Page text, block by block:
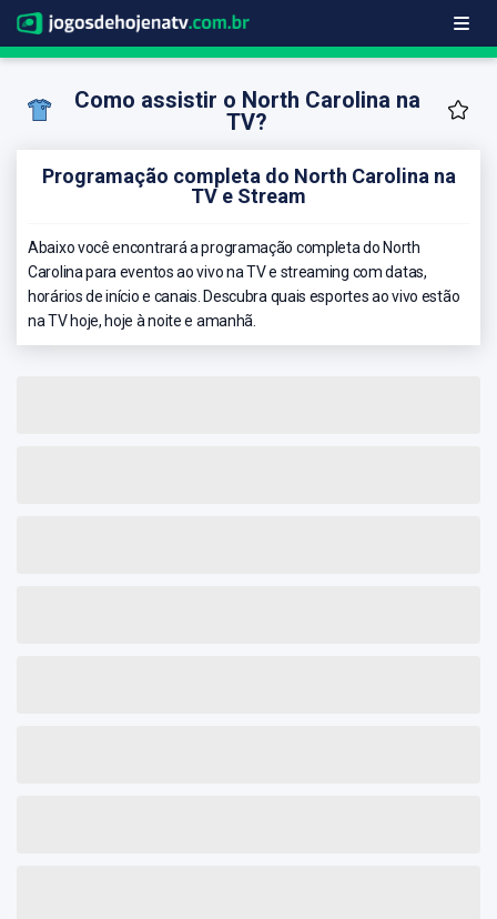
Como assistir o North Carolina na
TV?
Programação completa do North Carolina na
TV e Stream
Abaixo você encontrará a programação completa do North
Carolina para eventos ao vivo na TV e streaming com datas,
horários de início e canais. Descubra quais esportes ao vivo estão
na TV hoje, hoje à noite e amanhã.